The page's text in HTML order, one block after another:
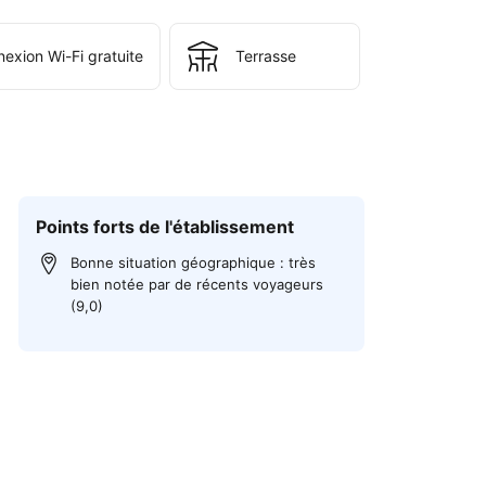
Wi-Fi gratuite Terrasse
Points forts de l'établissement
Bonne situation géographique : très
bien notée par de récents voyageurs
(9,0)